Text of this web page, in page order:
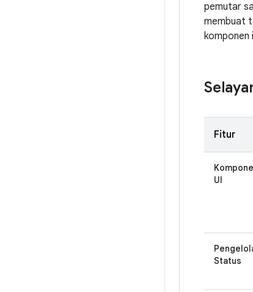
pemutar
membuat
komponen
Fitur
UI
Status